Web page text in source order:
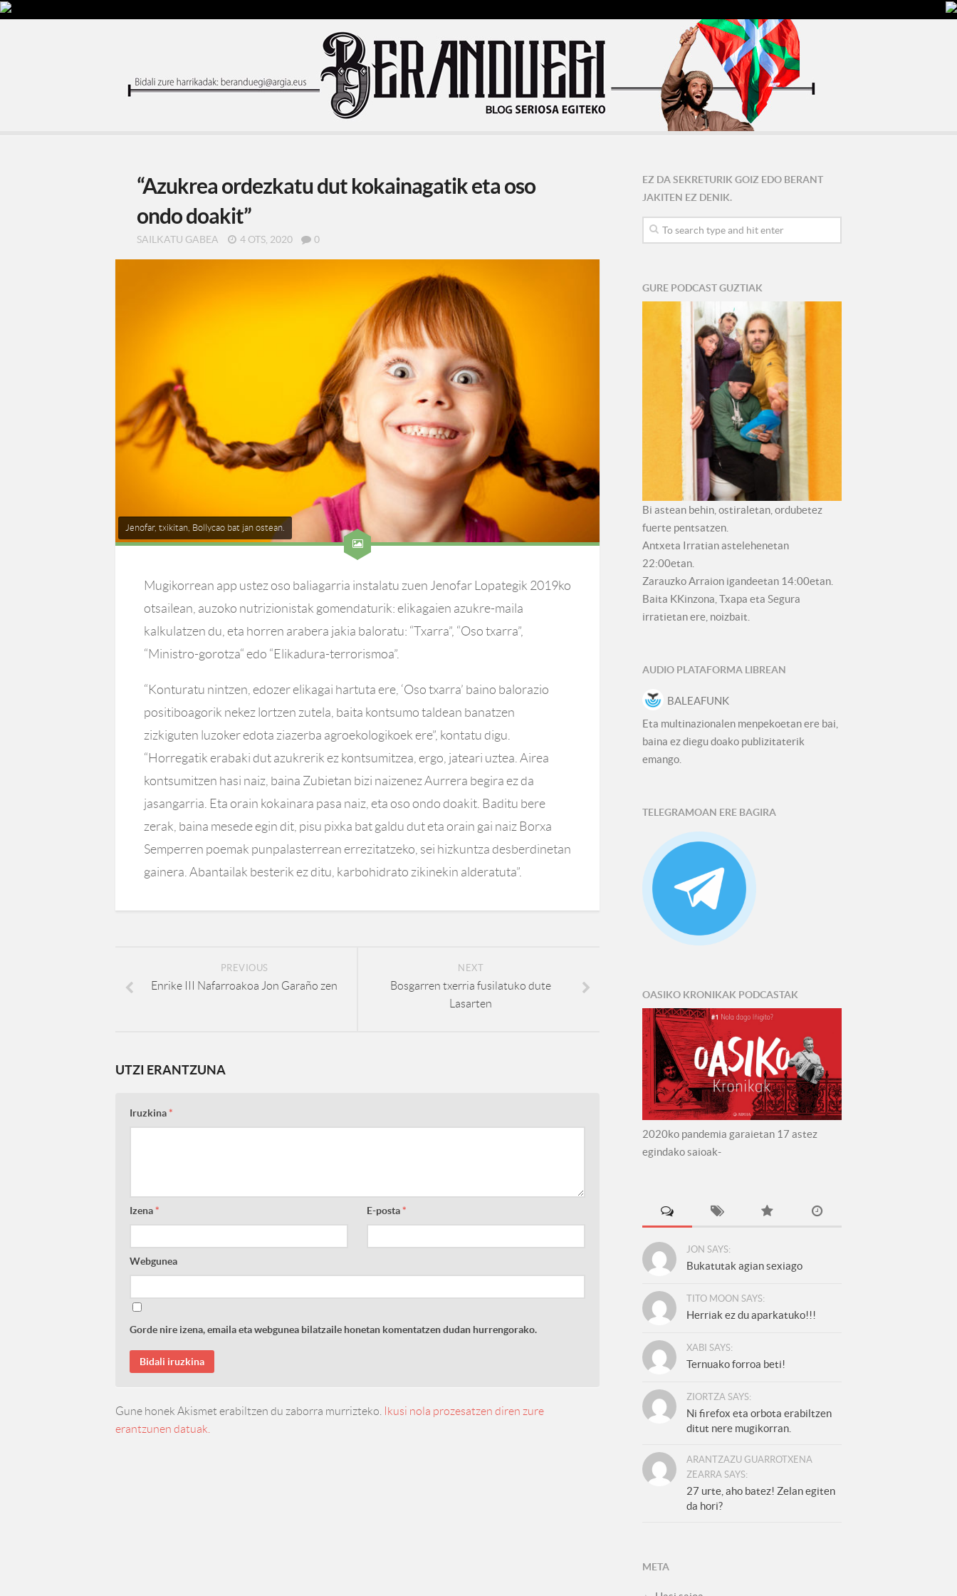
“Azukrea ordezkatu dut kokainagatik eta oso
ondo doakit”
SAILKATU GABEA 4 OTS, 2020 0
Jenofar, txikitan, Bollycao bat jan ostean.
Mugikorrean app ustez oso baliagarria instalatu zuen Jenofar Lopategik 2019ko
otsailean, auzoko nutrizionistak gomendaturik: elikagaien azukre-maila
kalkulatzen du, eta horren arabera jakia baloratu: “Txarra”, “Oso txarra”,
“Ministro-gorotza“ edo “Elikadura-terrorismoa”.
“Konturatu nintzen, edozer elikagai hartuta ere, ‘Oso txarra’ baino balorazio
positiboagorik nekez lortzen zutela, baita kontsumo taldean banatzen
zizkiguten luzoker edota ziazerba agroekologikoek ere”, kontatu digu.
“Horregatik erabaki dut azukrerik ez kontsumitzea, ergo, jateari uztea. Airea
kontsumitzen hasi naiz, baina Zubietan bizi naizenez Aurrera begira ez da
jasangarria. Eta orain kokainara pasa naiz, eta oso ondo doakit. Baditu bere
zerak, baina mesede egin dit, pisu pixka bat galdu dut eta orain gai naiz Borxa
Semperren poemak punpalasterrean errezitatzeko, sei hizkuntza desberdinetan
gainera. Abantailak besterik ez ditu, karbohidrato zikinekin alderatuta”.
NEXT
Bosgarren txerria fusilatuko dute
Lasarten
PREVIOUS
Enrike III Nafarroakoa Jon Garaño zen
UTZI ERANTZUNA
Iruzkina*
Izena* E-posta*
Webgunea
Gorde nire izena, emaila eta webgunea bilatzaile honetan komentatzen dudan hurrengorako.
Gune honek Akismet erabiltzen du zaborra murrizteko.
Ikusi nola prozesatzen diren zure
erantzunen datuak.
EZ DA SEKRETURIK GOIZ EDO BERANT
JAKITEN EZ DENIK.
GURE PODCAST GUZTIAK
Bi astean behin, ostiraletan, ordubetez
fuerte pentsatzen.
Antxeta Irratian astelehenetan
22:00etan.
Zarauzko Arraion igandeetan 14:00etan.
Baita KKinzona, Txapa eta Segura
irratietan ere, noizbait.
AUDIO PLATAFORMA LIBREAN
BALEAFUNK
Eta multinazionalen menpekoetan ere bai,
baina ez diegu doako publizitaterik
emango.
TELEGRAMOAN ERE BAGIRA
OASIKO KRONIKAK PODCASTAK
2020ko pandemia garaietan 17 astez
egindako saioak-
JON SAYS:
Bukatutak agian sexiago
TITO MOON SAYS:
Herriak ez du aparkatuko!!!
XABI SAYS:
Ternuako forroa beti!
ZIORTZA SAYS:
Ni firefox eta orbota erabiltzen
ditut nere mugikorran.
ARANTZAZU GUARROTXENA
ZEARRA SAYS:
27 urte, aho batez! Zelan egiten
da hori?
META